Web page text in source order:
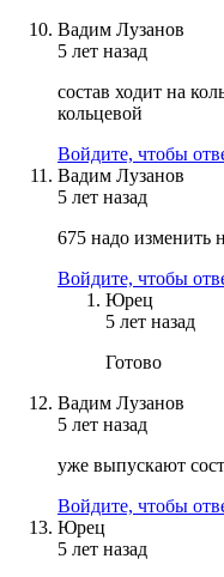
Вадим Лузанов
5 лет назад
состав ходит на
кольцевой
Войдите, чтобы
Вадим Лузанов
5 лет назад
675 надо изменить
Войдите, чтобы
Юрец
5 лет назад
Готово
Вадим Лузанов
5 лет назад
уже выпускают
Войдите, чтобы
Юрец
5 лет назад